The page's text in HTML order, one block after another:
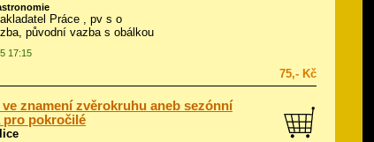
Práce , pv s o
původní vazba s obálkou
17:15
75,- Kč
ve znamení zvěrokruhu aneb sezónní
pro pokročilé